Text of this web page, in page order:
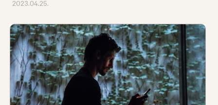
2023.04.25.